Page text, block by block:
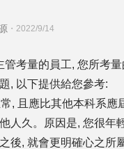
・ 2022/9/14
考量的員工, 您所考
, 以下提供給您參考:
, 且應比其他本科系應
人久。原因是, 您很年
後, 就會更明確心之所